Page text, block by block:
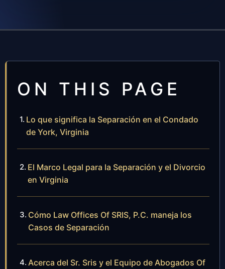
ON THIS PAGE
Lo que significa la Separación en el Condado
de York, Virginia
El Marco Legal para la Separación y el Divorcio
en Virginia
Cómo Law Offices Of SRIS, P.C. maneja los
Casos de Separación
Acerca del Sr. Sris y el Equipo de Abogados Of